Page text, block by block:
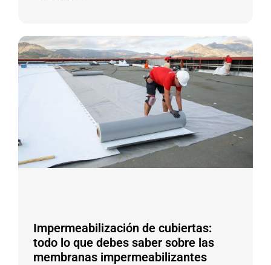
Impermeabilización de cubiertas:
todo lo que debes saber sobre las
membranas impermeabilizantes